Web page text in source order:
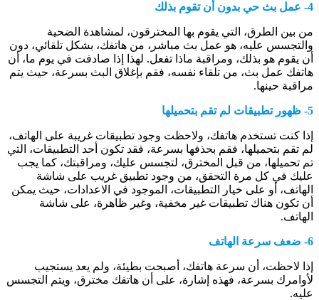
4- عمل بث حي بدون أن تقوم بذلك
من بين الطرق، التي يقوم بها المخترقون، لمشاهدة الضحية
والتجسس عليه، هو عمل بث مباشر، من هاتفك، بشكل تلقائي، دون
أن يقوم هو بذلك، ومراقبة ماذا تفعل. لهذا إذا صادفت في يوم ما، أن
هاتفك عمل بث، من تلقاء نفسه، فقم بإغلاق البث بسرعة، حيث يتم
مراقبة حينها.
5- ظهور تطبيقات لم تقم بتحميلها
إذا كنت تستخدم هاتفك، ولاحظت وجود تطبيقات غريبة على الهاتف،
لم تقم بتحميلها، فقم بحذفها بسرعة، فقد تكون أحد التطبيقات، التي
تم تحميلها، من قبل المخترق، لتجسس عليك، ومراقبتك، كما يجب
عليك في كل مرة التحقق، من وجود تطبيق غريب على شاشة
الهاتف، أو على خيار التطبيقات، الموجود في الاعدادات، حيث يمكن
أن تكون هناك تطبيقات غير مخفية، وغير ظاهرة، على شاشة
الهاتف.
6- ضعف سرعة الهاتف
إذا لاحظت، أن سرعة هاتفك، أصبحت بطيئة، ولم يعد يستجيب
لأوامرك بسرعة، فهذه إشارة، على أن هاتفك مخترق، ويتم التجسس
عليه.